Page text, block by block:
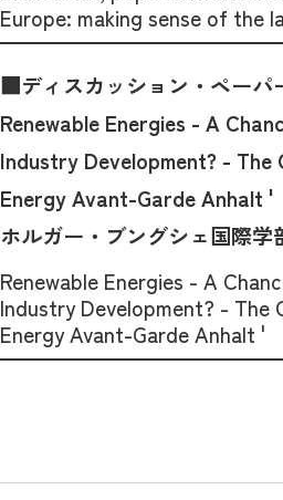
Europe: making sense of the
■ディスカッション・ペーパ
Renewable Energies - A
Industry Development? -
Energy Avant-Garde Anhalt '
ホルガー・ブングシェ国際学
Renewable Energies - A
Industry Development? - The
Energy Avant-Garde Anhalt '